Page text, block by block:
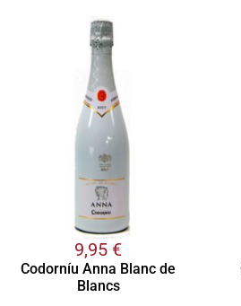
9,95 €
Codorníu Anna Blanc de
Blancs